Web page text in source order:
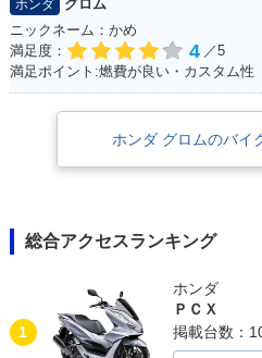
ホンダ
グロム
ニックネーム：かめ
満足度：
4 ／5
満足ポイント:燃費が良い・カスタム性
ホンダ グロムのバイ
総合アクセスランキング
1
ホンダ
ＰＣＸ
掲載台数：